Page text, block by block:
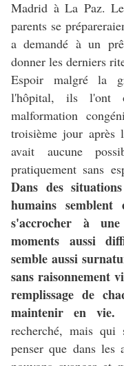
Madrid à La Paz.
parents se
a demandé à un
donner les derniers
Espoir malgré la
l'hôpital, ils l'ont
malformation
troisième jour
avait aucune
pratiquement sans
Dans des
humains
s'accrocher à
moments aussi
semble aussi
sans raisonnement
remplissage de
maintenir en vie.
recherché, mais qui
penser que dans les